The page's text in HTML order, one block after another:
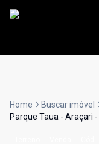
Home
Buscar imóvel
Parque Taua - Araçari